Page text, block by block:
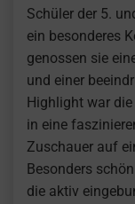
Schüler der 5.
ein besonderes
genossen sie
und einer
Highlight war
in eine
Zuschauer auf
Besonders
die aktiv